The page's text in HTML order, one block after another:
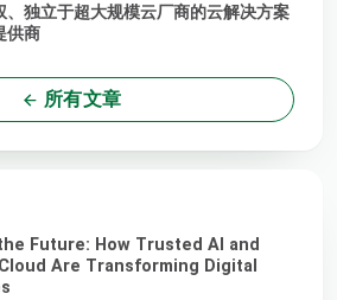
、独立于超大规模云厂商的云解决方案
供商
所有文章
Future: How Trusted AI and
Are Transforming Digital